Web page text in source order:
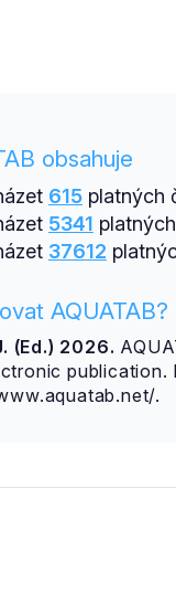
obsahuje
615platných
5341
37612
AQUATAB?
(Ed.) 2026.
.